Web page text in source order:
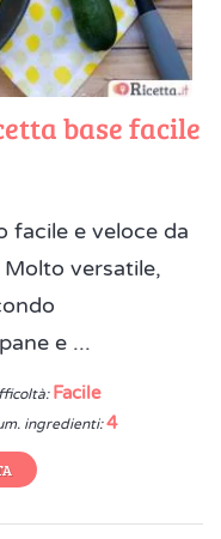
base facile
facile e veloce da
versatile,
e ...
Facile
ingredienti: 4